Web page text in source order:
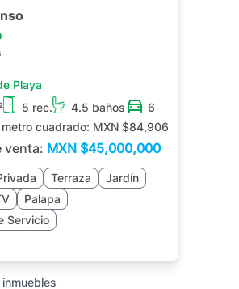
Playa
5 rec. 4.5 baños
6
cuadrado: MXN $84,906
venta: MXN $45,000,000
Terraza
Jardín
Palapa
Servicio
inmuebles